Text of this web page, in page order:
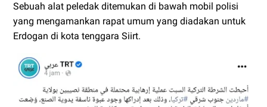
Sebuah alat peledak ditemukan di bawah mobil polisi
yang mengamankan rapat umum yang diadakan untuk
Erdogan di kota tenggara Siirt.